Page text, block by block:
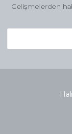
Gelişmelerden